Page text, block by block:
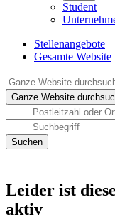
Student
Stellenangebote
Gesamte Website
Leider ist
aktiv